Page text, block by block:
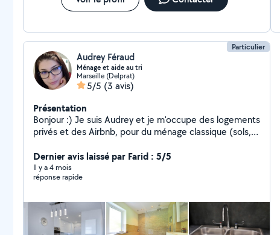
Particulier
Audrey Féraud
Ménage et aide au tri
Marseille (Delprat)
5/5 (3 avis)
Présentation
Bonjour :) Je suis Audrey et je m'occupe des logements
privés et des Airbnb, pour du ménage classique (sols,
d'états de lieux et les ventes. Travail soigné et
rigoureux. Je suis également pet sitter depuis 7 ans et
ex bénévole de refuge pour animaux où je suis restée 3
promenade, les jeux et les repas, ainsi que donner les
médicaments si besoin. Photos et nouvelles garanties.
A bientôt !
Dernier avis laissé par Farid : 5/5
Il y a 4 mois
réponse rapide